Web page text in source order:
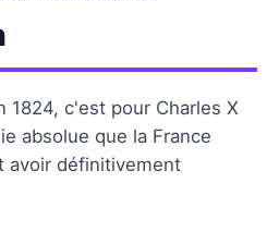
1824, c'est pour Charles X
absolue que la France
avoir définitivement